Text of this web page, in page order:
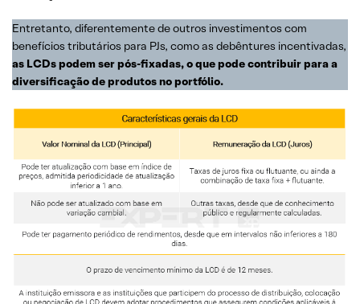
Entretanto, diferentemente de outros investimentos com
benefícios tributários para PJs, como as debêntures incentivadas,
as LCDs podem ser pós-fixadas, o que pode contribuir para a
diversificação de produtos no portfólio.